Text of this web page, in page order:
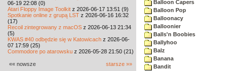
06-19 22:08 (0)
Atari Floppy Image Toolkit z 2026-06-17 13:51 (9)
Spotkanie online z grupą LST z 2026-06-16 16:32
(17)
Recoil zintegrowany z macOS z 2026-06-13 21:34
(5)
KWAS #40 odbędzie się w Katowicach z 2026-06-
07 17:59 (25)
Commodore po atarowsku z 2026-05-28 21:50 (21)
«« nowsze starsze »»
Balloon Capers
Balloon Pop
Balloonacy
Balloonier
Balls'n Boobies
Ballyhoo
Balz
Banana
Bandit